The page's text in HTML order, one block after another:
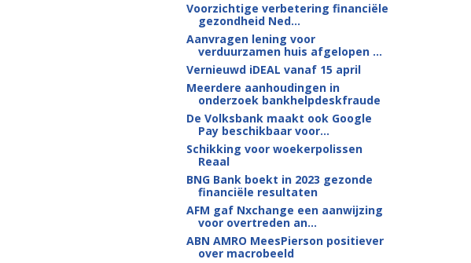
Voorzichtige verbetering financiële
gezondheid Ned...
Aanvragen lening voor
verduurzamen huis afgelopen ...
Vernieuwd iDEAL vanaf 15 april
Meerdere aanhoudingen in
onderzoek bankhelpdeskfraude
De Volksbank maakt ook Google
Pay beschikbaar voor...
Schikking voor woekerpolissen
Reaal
BNG Bank boekt in 2023 gezonde
financiële resultaten
AFM gaf Nxchange een aanwijzing
voor overtreden an...
ABN AMRO MeesPierson positiever
over macrobeeld